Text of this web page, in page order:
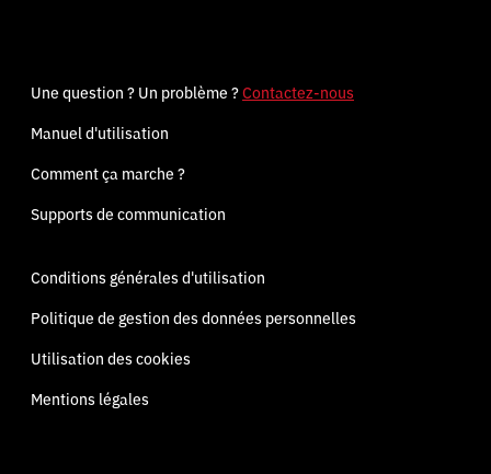
Une question ? Un problème ?Contactez-nous
Manuel d'utilisation
Comment ça marche ?
Supports de communication
Conditions générales d'utilisation
Politique de gestion des données personnelles
Utilisation des cookies
Mentions légales